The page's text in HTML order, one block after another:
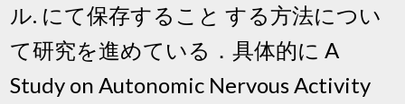
ル. にて保存すること する方法につい
て研究を進めている．具体的に A
Study on Autonomic Nervous Activity